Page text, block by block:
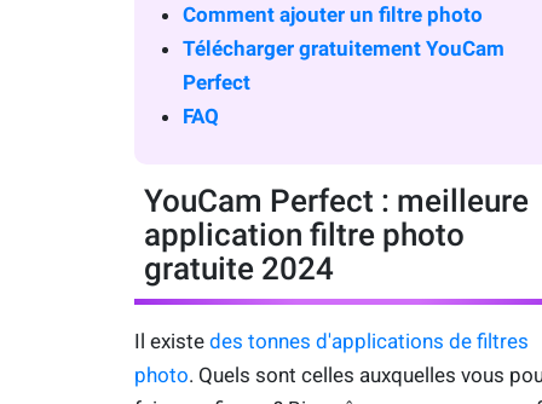
Comment ajouter un filtre photo
Télécharger gratuitement YouCam
Perfect
FAQ
YouCam Perfect : meilleure
application filtre photo
gratuite 2024
Il existe des tonnes d'applications de filtres
photo. Quels sont celles auxquelles vous